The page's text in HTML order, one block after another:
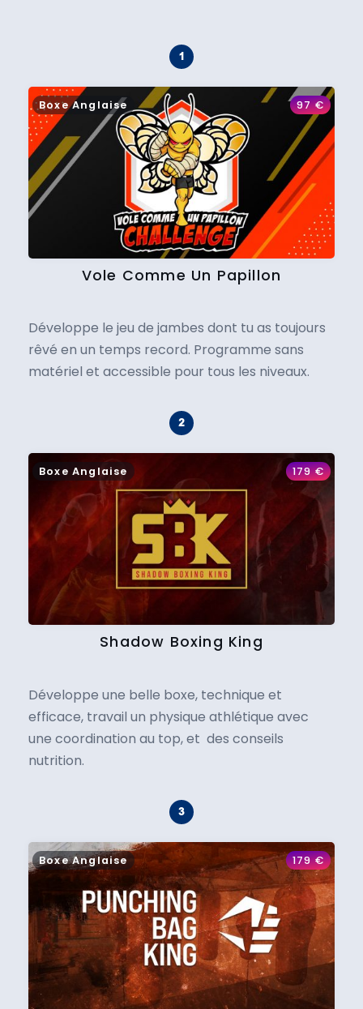
Boxe Anglaise 97€
Vole Comme Un Papillon
Développe le jeu de jambes dont tu as toujours
rêvé en un temps record. Programme sans
matériel et accessible pour tous les niveaux.
Boxe Anglaise 179€
Shadow Boxing King
Développe une belle boxe, technique et
efficace, travail un physique athlétique avec
une coordination au top, et des conseils
nutrition.
Boxe Anglaise 179€